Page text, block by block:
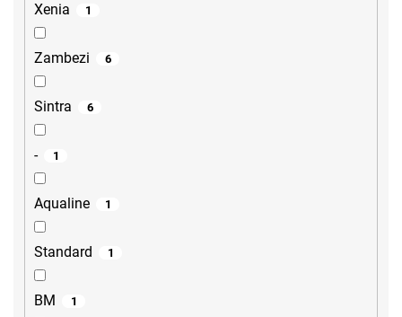
Xenia 1
Zambezi 6
Sintra 6
- 1
Aqualine 1
Standard 1
BM 1